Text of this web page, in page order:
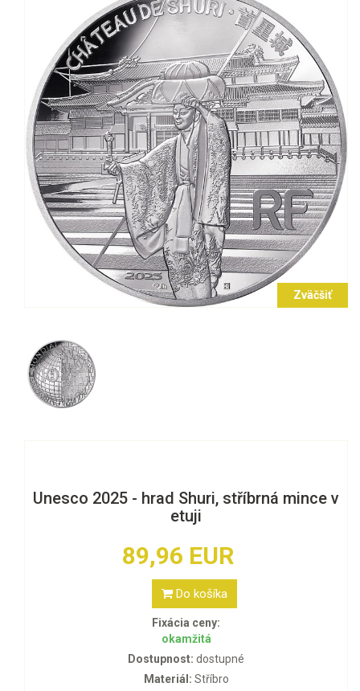
Zväčšiť
Unesco 2025 - hrad Shuri, stříbrná mince v
etuji
89,96 EUR
Do košíka
Fixácia ceny:
okamžitá
Dostupnost: dostupné
Materiál: Stříbro